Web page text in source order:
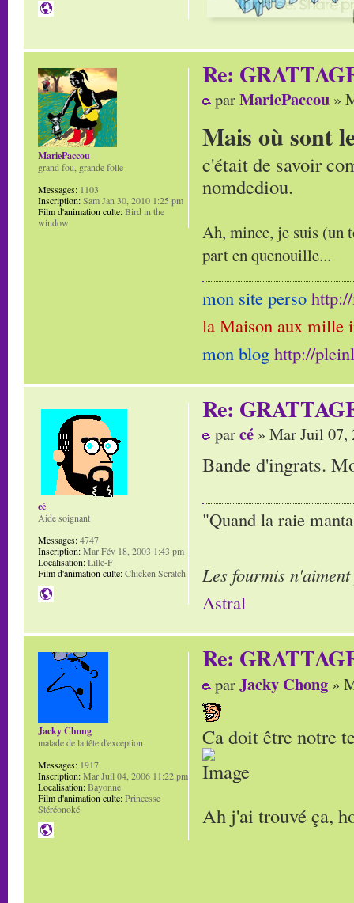
Re:
parMariePaccou »
Mais où sont
c'était de savoir
nomdediou.
Ah, mince, je suis (un
part en quenouille...
mon site perso
la Maison aux mille
mon blog http://
MariePaccou
grand fou, grande folle
Messages: 1103
Inscription:Sam Jan 30, 2010 1:25 pm
Film d'animation culte:Bird in the
window
Re:
parcé » Mar Juil 07,
Bande d'ingrats.
"Quand la raie
Les fourmis
Astral
cé
Aide soignant
Messages:4747
Inscription:Mar Fév 18, 2003 1:43 pm
Localisation:Lille-F
Film d'animation culte:Chicken Scratch
Re:
parJacky Chong »
Ca doit être notre
Ah j'ai trouvé ça,
Jacky Chong
malade de la tête d'exception
Messages: 1917
Inscription:Mar Juil 04, 2006 11:22 pm
Localisation:Bayonne
Film d'animation culte:Princesse
Stéréonoké